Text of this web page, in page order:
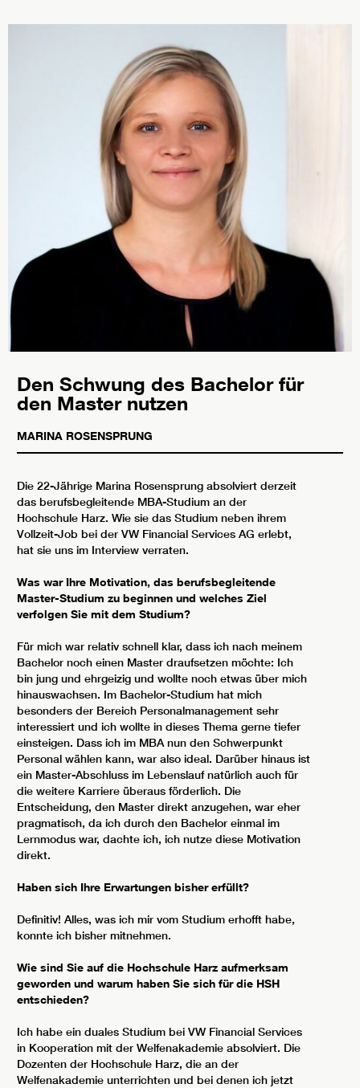
Den Schwung des Bachelor für
den Master nutzen
MARINA ROSENSPRUNG
Die 22-Jährige Marina Rosensprung absolviert derzeit
das berufsbegleitende MBA-Studium an der
Hochschule Harz. Wie sie das Studium neben ihrem
Vollzeit-Job bei der VW Financial Services AG erlebt,
hat sie uns im Interview verraten.
Was war Ihre Motivation, das berufsbegleitende
Master-Studium zu beginnen und welches Ziel
verfolgen Sie mit dem Studium?
Für mich war relativ schnell klar, dass ich nach meinem
Bachelor noch einen Master draufsetzen möchte: Ich
bin jung und ehrgeizig und wollte noch etwas über mich
hinauswachsen. Im Bachelor-Studium hat mich
besonders der Bereich Personalmanagement sehr
interessiert und ich wollte in dieses Thema gerne tiefer
einsteigen. Dass ich im MBA nun den Schwerpunkt
Personal wählen kann, war also ideal. Darüber hinaus ist
ein Master-Abschluss im Lebenslauf natürlich auch für
die weitere Karriere überaus förderlich. Die
Entscheidung, den Master direkt anzugehen, war eher
pragmatisch, da ich durch den Bachelor einmal im
Lernmodus war, dachte ich, ich nutze diese Motivation
direkt.
Haben sich Ihre Erwartungen bisher erfüllt?
Definitiv! Alles, was ich mir vom Studium erhofft habe,
konnte ich bisher mitnehmen.
Wie sind Sie auf die Hochschule Harz aufmerksam
geworden und warum haben Sie sich für die HSH
entschieden?
Ich habe ein duales Studium bei VW Financial Services
in Kooperation mit der Welfenakademie absolviert. Die
Dozenten der Hochschule Harz, die an der
Welfenakademie unterrichten und bei denen ich jetzt